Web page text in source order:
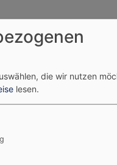
- siehe
- siehe
die wir nutzen
lesen.